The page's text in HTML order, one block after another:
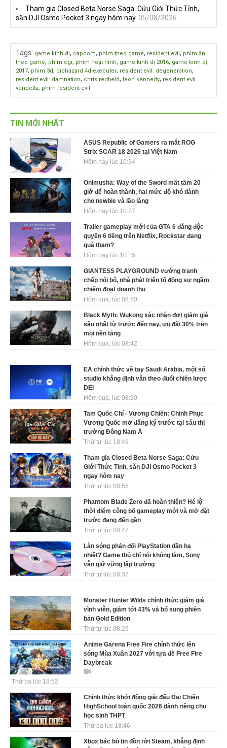
Tham gia Closed Beta Norse Saga: Cửu Giới Thức Tỉnh,
săn DJI Osmo Pocket 3 ngay hôm nay 05/08/2026
Tags: game kinh dị, capcom, phim theo game, resident evil, phim ăn
theo game, phim cgi, phim hoạt hình, game kinh dị 2016, game kinh dị
2017, phim 3d, biohazard 4d-executer, resident evil: degeneration,
resident evil: damnation, chris redfield, leon kennedy, resident evil
vendetta, phim resident evil
TIN MỚI NHẤT
ASUS Republic of Gamers ra mắt ROG
Strix SCAR 18 2026 tại Việt Nam
Hôm nay lúc 10:34
Onimusha: Way of the Sword mất tầm 20
giờ để hoàn thành, hai mức độ khó dành
cho newbie và lão làng
Hôm nay lúc 10:27
Trailer gameplay mới của GTA 6 đăng độc
quyền 6 tiếng trên Netflix, Rockstar đang
quá tham?
Hôm nay lúc 10:15
GIANTESS PLAYGROUND vướng tranh
chấp nội bộ, nhà phát triển tố đồng sự ngầm
chiếm đoạt doanh thu
Hôm qua, lúc 08:50
Black Myth: Wukong xác nhận đợt giảm giá
sâu nhất từ trước đến nay, ưu đãi 30% trên
mọi nền tảng
Hôm qua, lúc 08:42
EA chính thức về tay Saudi Arabia, một số
studio khẳng định vẫn theo đuổi chiến lược
DEI
Hôm qua, lúc 08:30
Tam Quốc Chí - Vương Chiến: Chinh Phục
Vương Quốc mở đăng ký trước tại sáu thị
trường Đông Nam Á
Thứ tư lúc 18:49
Tham gia Closed Beta Norse Saga: Cửu
Giới Thức Tỉnh, săn DJI Osmo Pocket 3
ngay hôm nay
Thứ tư lúc 08:55
Phantom Blade Zero đã hoàn thiện? Hé lộ
thời điểm công bố gameplay mới và mở đặt
trước đang đến gần
Thứ tư lúc 08:47
Làn sóng phản đối PlayStation dần hạ
nhiệt? Game thủ chỉ nói không làm, Sony
vẫn giữ vững lập trường
Thứ tư lúc 08:37
Monster Hunter Wilds chính thức giảm giá
vĩnh viễn, giảm tới 43% và bổ sung phiên
bản Gold Edition
Thứ tư lúc 08:29
Anime Garena Free Fire chính thức lên
sóng Mùa Xuân 2027 với tựa đề Free Fire
Daybreak
Thứ ba lúc 18:52
Chính thức khởi động giải đấu Đại Chiến
HighSchool toàn quốc 2026 dành riêng cho
học sinh THPT
Thứ ba lúc 18:46
Xbox bác bỏ tin đồn rời Steam, khẳng định